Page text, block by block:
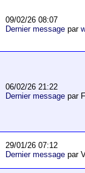
09/02/26 08:07
Dernier messagepar
06/02/26 21:22
Dernier messagepar
29/01/26 07:12
Dernier messagepar